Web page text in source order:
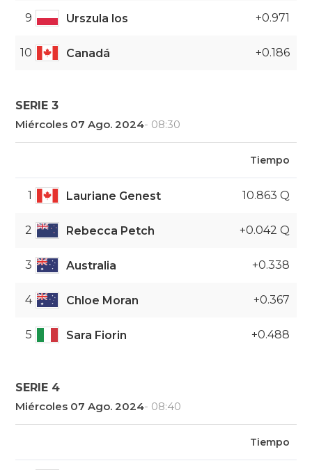
9 Urszula los +0.971
10 Canadá +0.186
SERIE 3
Miércoles 07 Ago. 2024- 08:30
Tiempo
1 Lauriane Genest 10.863 Q
2 Rebecca Petch +0.042 Q
3 Australia +0.338
4 Chloe Moran +0.367
5 Sara Fiorin +0.488
SERIE 4
Miércoles 07 Ago. 2024- 08:40
Tiempo